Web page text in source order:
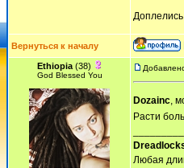
Вернуться к началу
Ethiopia(38)
God Blessed You
Dozainc,
Расти
Любая